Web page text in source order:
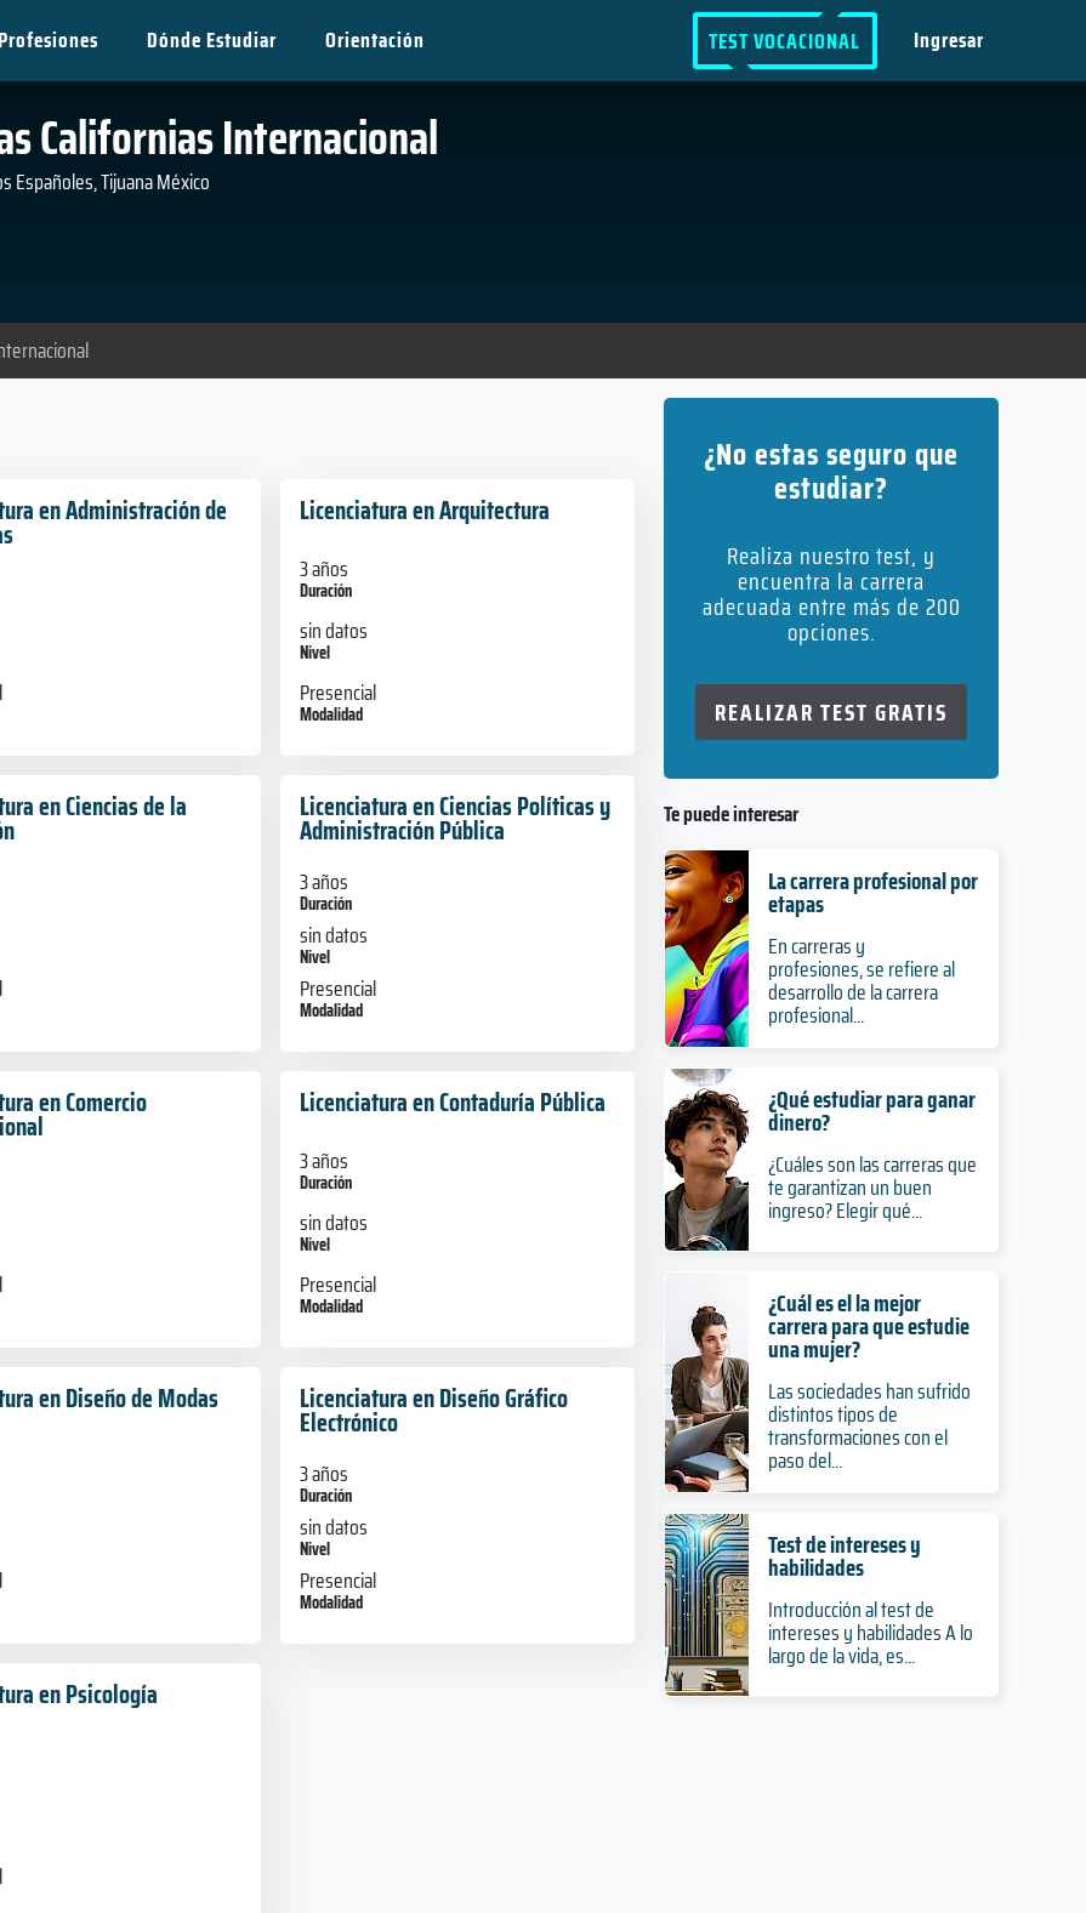
Dónde Estudiar Orientación TEST VOCACIONAL Ingresar
Californias Internacional
Españoles, Tijuana México
en Administración de Licenciatura en Arquitectura
3 años
Duración
sin datos
Nivel
Presencial
Modalidad
en Ciencias de la Licenciatura en Ciencias Políticas y
Administración Pública
3 años
Duración
sin datos
Nivel
Presencial
Modalidad
en Comercio Licenciatura en Contaduría Pública
3 años
Duración
sin datos
Nivel
Presencial
Modalidad
en Diseño de Modas Licenciatura en Diseño Gráfico
Electrónico
3 años
Duración
sin datos
Nivel
Presencial
Modalidad
en Psicología
¿No estas seguro que
estudiar?
Realiza nuestro test, y
encuentra la carrera
adecuada entre más de 200
opciones.
REALIZAR TEST GRATIS
Te puede interesar
La carrera profesional por
etapas
En carreras y
profesiones, se refiere al
desarrollo de la carrera
profesional...
¿Qué estudiar para ganar
dinero?
¿Cuáles son las carreras que
te garantizan un buen
ingreso? Elegir qué...
¿Cuál es el la mejor
carrera para que estudie
una mujer?
Las sociedades han sufrido
distintos tipos de
transformaciones con el
paso del...
Test de intereses y
habilidades
Introducción al test de
intereses y habilidades A lo
largo de la vida, es...